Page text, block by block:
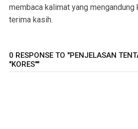
membaca kalimat yang mengandung
terima kasih.
0 RESPONSE TO "PENJELASAN
"KORES""